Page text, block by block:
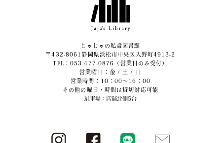
じゃじゃの私設図書館
〒432-8061静岡県浜松市中央区入野町4913-2
​TEL：053-477-0876（営業日のみ受付）
営業曜日：金 / 土 / 日
営業時間：10：00～16：00
その他の曜日・時間は貸切対応可能
駐車場：店舗北側5台